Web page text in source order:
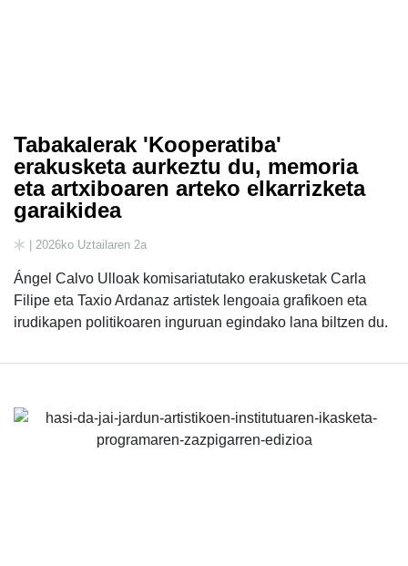
Tabakalerak 'Kooperatiba'
erakusketa aurkeztu du, memoria
eta artxiboaren arteko elkarrizketa
garaikidea
| 2026ko Uztailaren 2a
Ángel Calvo Ulloak komisariatutako erakusketak Carla
Filipe eta Taxio Ardanaz artistek lengoaia grafikoen eta
irudikapen politikoaren inguruan egindako lana biltzen du.